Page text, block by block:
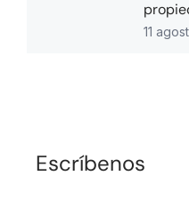
11
Escríbenos